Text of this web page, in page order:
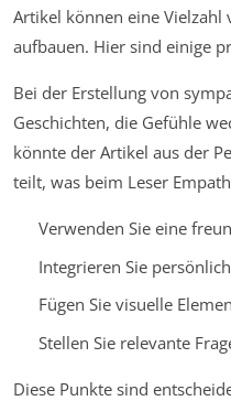
Artikel können eine Vielzahl
aufbauen. Hier sind einige
Bei der Erstellung von
Geschichten, die Gefühle
könnte der Artikel aus der
teilt, was beim Leser
Verwenden Sie eine
Integrieren Sie
Fügen Sie visuelle
Stellen Sie relevante
Diese Punkte sind